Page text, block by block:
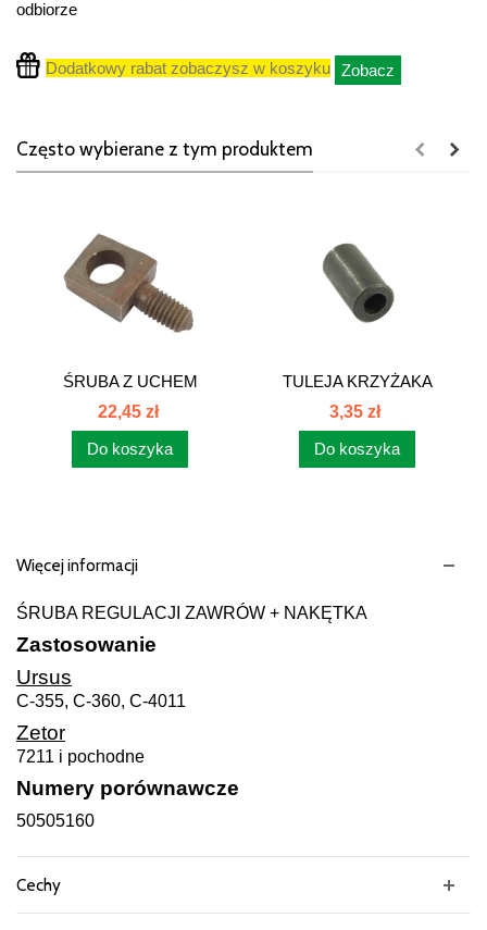
odbiorze
Dodatkowy rabat zobaczysz w koszyku Zobacz
Często wybierane z tym produktem
ŚRUBA Z UCHEM
CIĘGNA...
22,45 zł
Do koszyka
TULEJA KRZYŻAKA
WAŁKA...
3,35 zł
Do koszyka
Więcej informacji
ŚRUBA REGULACJI ZAWRÓW + NAKĘTKA
Zastosowanie
Ursus
C-355, C-360, C-4011
Zetor
7211 i pochodne
Numery porównawcze
50505160
Cechy